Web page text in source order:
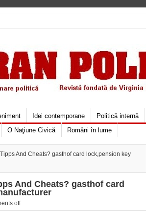
Idei contemporane Politică internă
O Naţiune Civică Români în lume
And Cheats? gasthof card lock,pension key
And Cheats? gasthof card
off